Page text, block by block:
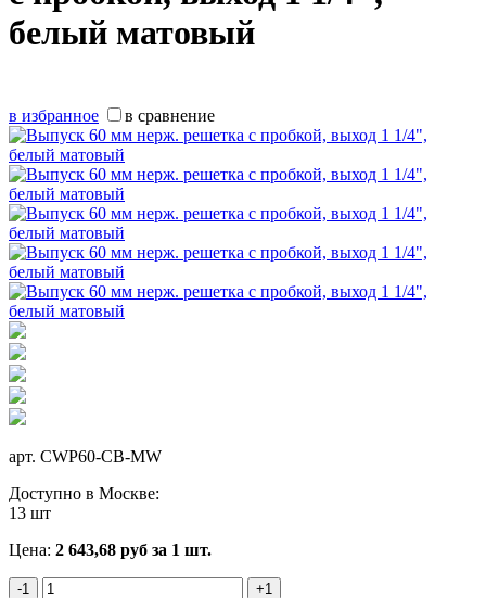
белый матовый
в избранное в сравнение
арт. CWP60-CB-MW
Доступно в Москве:
13 шт
Цена: 2 643,68 руб за 1 шт.
-1 +1